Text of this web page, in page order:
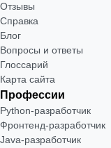
Отзывы
Справка
Блог
Вопросы и ответы
Глоссарий
Карта сайта
Профессии
Python-разработчик
Фронтенд-разработчик
Java-разработчик